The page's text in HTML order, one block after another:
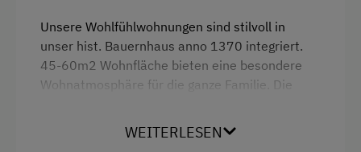
Geschirr vorhanden
Geschirrspüler
Kaffeemaschine
Unsere Wohlfühlwohnungen sind stilvoll in
unser hist. Bauernhaus anno 1370 integriert.
45-60m2 Wohnfläche bieten eine besondere
Wohnatmosphäre für die ganze Familie. Die
unser Haus erzählt besondere Geschichten.
Möbel aus Großmutters Zeiten, dicke
WEITERLESEN